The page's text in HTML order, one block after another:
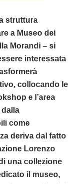
struttura
a Museo dei
Morandi – si
interessata
collocando le
e l’area
come
deriva dal fatto
Lorenzo
una collezione
il museo,